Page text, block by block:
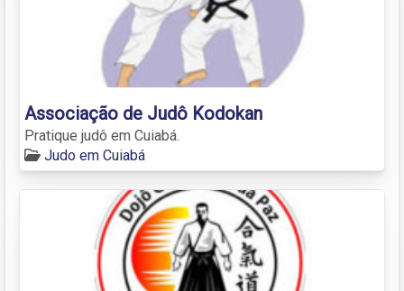
Associação de Judô Kodokan
Pratique judô em Cuiabá.
Judo em Cuiabá